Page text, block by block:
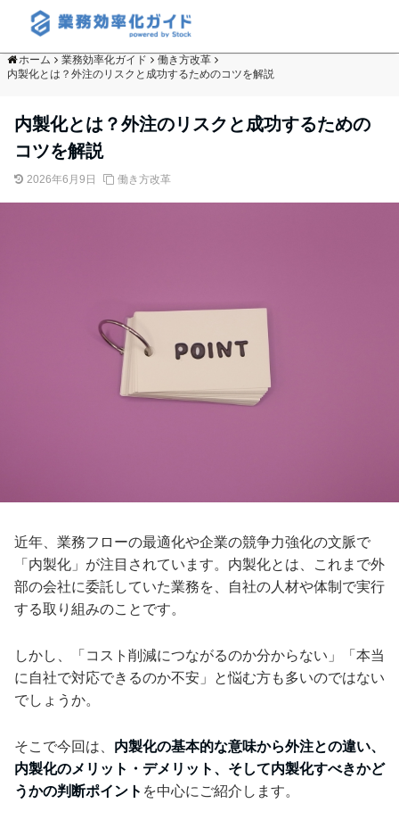
ホーム 業務効率化ガイド
働き方改革
内製化とは？外注のリスクと成功するためのコツを解説
内製化とは？外注のリスクと成功するための
コツを解説
2026年6月9日 働き方改革
近年、業務フローの最適化や企業の競争力強化の文脈で
「内製化」が注目されています。内製化とは、これまで外
部の会社に委託していた業務を、自社の人材や体制で実行
する取り組みのことです。
しかし、「コスト削減につながるのか分からない」「本当
に自社で対応できるのか不安」と悩む方も多いのではない
でしょうか。
そこで今回は、 内製化の基本的な意味から外注との違い、
内製化のメリット・デメリット、そして内製化すべきかど
うかの判断ポイント を中心にご紹介します。